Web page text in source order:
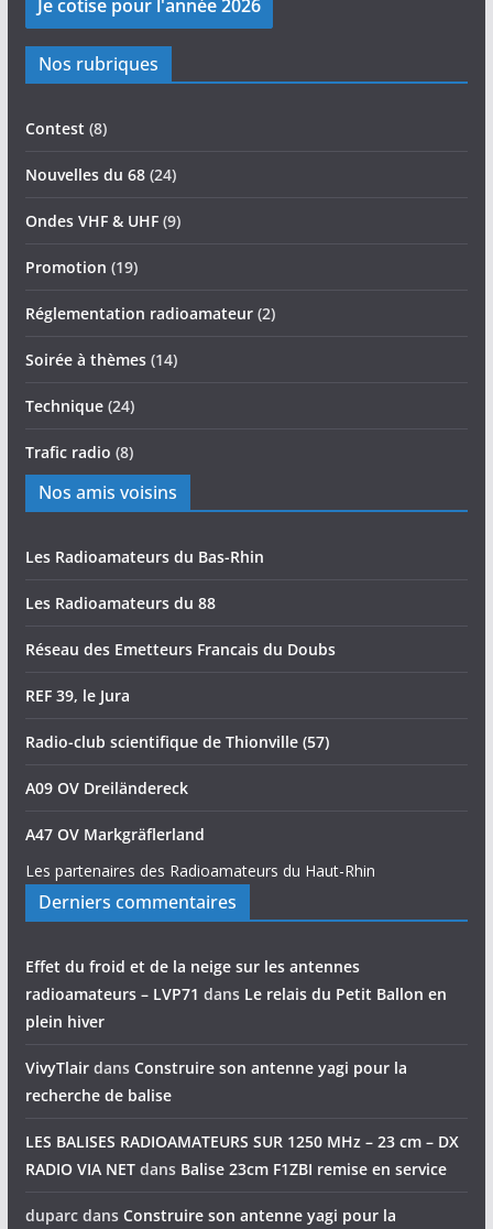
Nos rubriques
Contest (8)
Nouvelles du 68(24)
Ondes VHF & UHF(9)
Promotion (19)
Réglementation radioamateur(2)
Soirée à thèmes(14)
Technique(24)
Trafic radio (8)
Nos amis voisins
Les Radioamateurs du Bas-Rhin
Les Radioamateurs du 88
Réseau des Emetteurs Francais du Doubs
REF 39, le Jura
Radio-club scientifique de Thionville (57)
A09 OV Dreiländereck
A47 OV Markgräflerland
Les partenaires des Radioamateurs du Haut-Rhin
Derniers commentaires
Effet du froid et de la neige sur les antennes
radioamateurs – LVP71 dans Le relais du Petit Ballon en
plein hiver
VivyTlairdans Construire son antenne yagi pour la
recherche de balise
LES BALISES RADIOAMATEURS SUR 1250 MHz – 23 cm – DX
RADIO VIA NETdans Balise 23cm F1ZBI remise en service
duparcdans Construire son antenne yagi pour la